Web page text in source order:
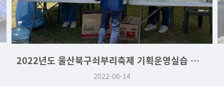
2022년도 울산북구쇠부리축제 기획운영실습 역사문화학과 부스
2022-06-14